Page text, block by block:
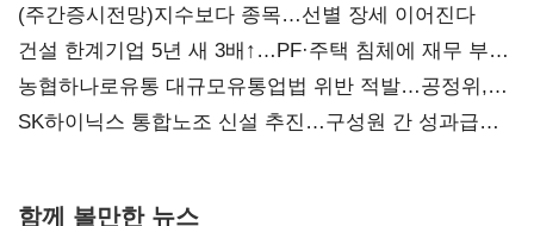
(주간증시전망)지수보다 종목…선별 장세 이어진다
건설 한계기업 5년 새 3배↑…PF·주택 침체에 재무 부담
확대
농협하나로유통 대규모유통업법 위반 적발…공정위,
과징금 4억6200만원 부과
SK하이닉스 통합노조 신설 추진…구성원 간 성과급
함께 볼만한 뉴스